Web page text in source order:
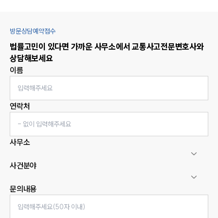
방문상담예약접수
법률고민이 있다면 가까운 사무소에서 교통사고전문변호사와
상담해보세요
이름
연락처
사무소
사건분야
문의내용